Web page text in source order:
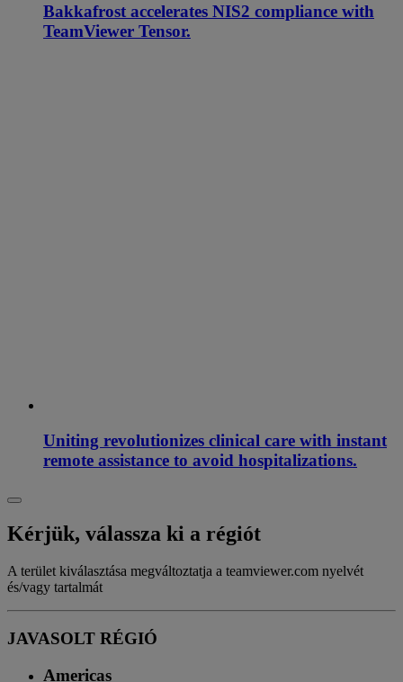
Bakkafrost accelerates NIS2 compliance with
TeamViewer Tensor.
Uniting revolutionizes clinical care with instant
remote assistance to avoid hospitalizations.
Kérjük, válassza ki a régiót
A terület kiválasztása megváltoztatja a teamviewer.com nyelvét
és/vagy tartalmát
JAVASOLT RÉGIÓ
Americas